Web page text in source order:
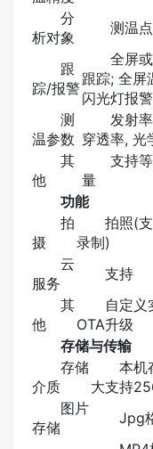
分
析对象
测温
跟
踪/报警
全屏
跟踪; 全屏
闪光灯报
测
温参数
发射
穿透率, 光
其
他
支持
量
功能
拍
摄
拍照(
录制)
云
服务
支持
其
他
自定义
OTA升级
存储与传输
存储
介质
本机
大支持
图片
存储
Jpg